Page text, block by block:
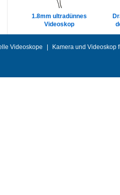
1.8mm ultradünnes
Videoskop
Videoskope Kamera und Videoskop